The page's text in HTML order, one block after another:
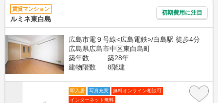
賃貸マンション
ルミネ東白島
初期費用に注目
広島市電９号線<広島電鉄>/白島駅 徒歩4分
広島県広島市中区東白島町
築年数
築28年
建物階数
8階建
即入居 写真充実
無料オンライン相談可
インターネット無料